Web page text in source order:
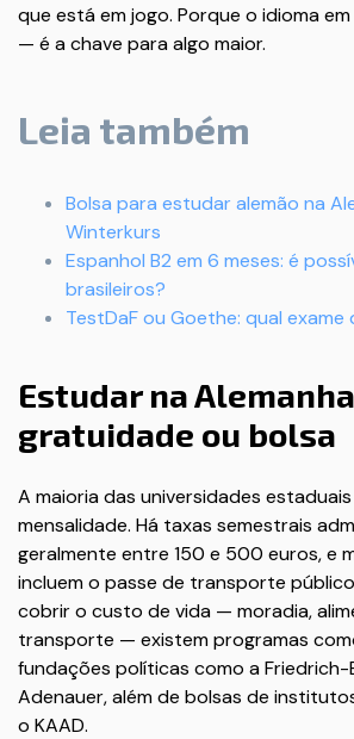
que está em jogo. Porque o idioma
— é a chave para algo maior.
Leia também
Bolsa para estudar alemão na
Winterkurs
Espanhol B2 em 6 meses: é
brasileiros?
TestDaF ou Goethe: qual exame
Estudar na
gratuidade ou bolsa
A maioria das universidades
mensalidade. Há taxas semestrais
geralmente entre 150 e 500 euros, e
incluem o passe de transporte
cobrir o custo de vida — moradia,
transporte — existem programas
fundações políticas como a
Adenauer, além de bolsas de
o KAAD.